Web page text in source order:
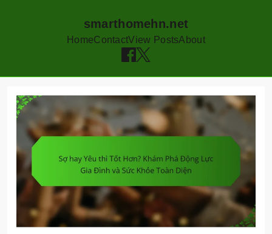
smarthomehn.net
HomeContactView PostsAbout
content